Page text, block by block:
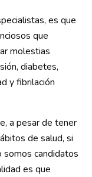
es que
que
molestias
diabetes,
y fibrilación
a pesar de tener
de salud, si
somos candidatos
es que